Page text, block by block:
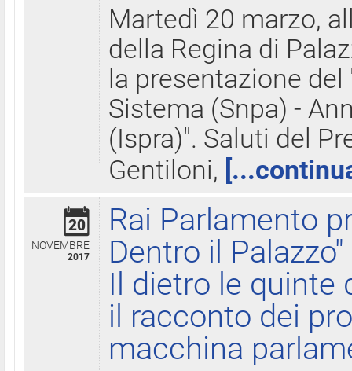
Martedì 20 marzo,
della Regina di
la presentazione
Sistema (Snpa) -
(Ispra)". Saluti del
Gentiloni,
20
NOVEMBRE
2017
Rai Parlamento
Dentro il Palazzo"
Il dietro le quinte
il racconto dei
macchina